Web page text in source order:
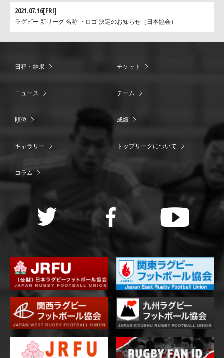
2021.07.16[FRI]
ラグビー 新リーグ 名称 ・ロゴ 決定のお知らせ（日本協会）
日程・結果 チケット
ニュース チーム
順位 成績
ギャラリー トップリーグについて
コラム